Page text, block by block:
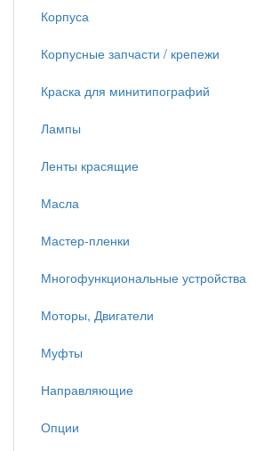
Корпуса
Корпусные запчасти / крепежи
Краска для минитипографий
Лампы
Ленты красящие
Масла
Мастер-пленки
Многофункциональные устройства
Моторы, Двигатели
Муфты
Направляющие
Опции